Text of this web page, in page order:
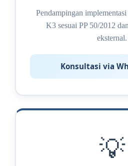
Pendampingan
K3 sesuai PP 50/2012
eksternal.
Konsultasi via
💡